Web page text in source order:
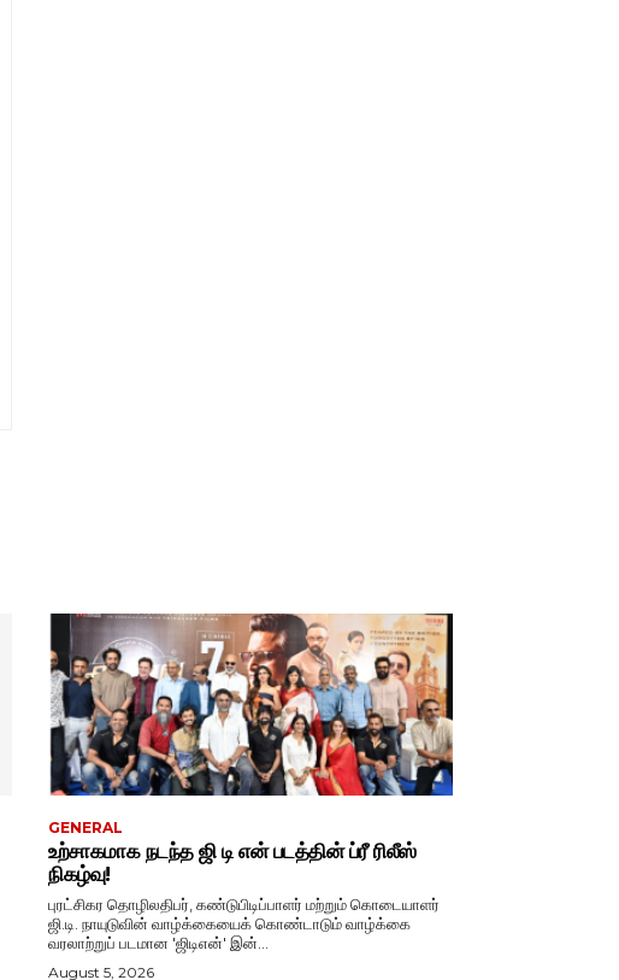
GENERAL
உற்சாகமாக நடந்த ஜி டி என் படத்தின் ப்ரீ ரிலீஸ்
நிகழ்வு!
புரட்சிகர தொழிலதிபர், கண்டுபிடிப்பாளர் மற்றும் கொடையாளர்
ஜி.டி. நாயுடுவின் வாழ்க்கையைக் கொண்டாடும் வாழ்க்கை
வரலாற்றுப் படமான 'ஜிடிஎன்' இன்...
August 5, 2026